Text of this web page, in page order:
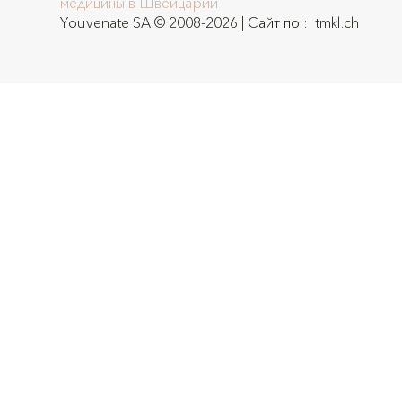
Youvenate SA © 2008-2026 | Сайт по : tmkl.ch